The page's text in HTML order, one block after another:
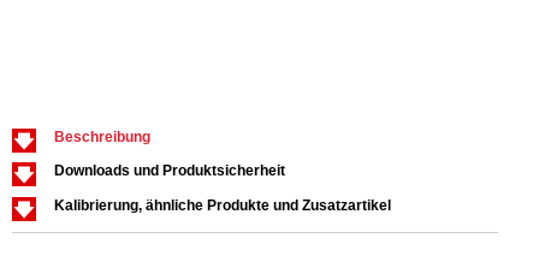
Beschreibung
Downloads und Produktsicherheit
Kalibrierung, ähnliche Produkte und Zusatzartikel